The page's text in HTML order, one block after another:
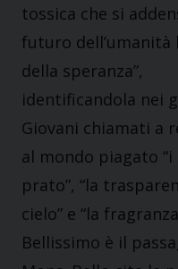
tossica che si
futuro dell’umanità
della speranza”,
identificandola nei
Giovani chiamati a
al mondo piagato
prato”, “la
cielo” e “la
Bellissimo è il